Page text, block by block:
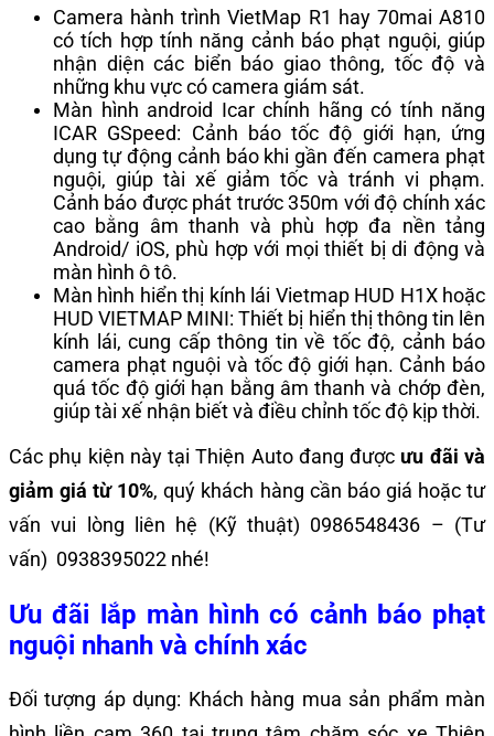
Camera hành trình VietMap R1 hay 70mai A810
có tích hợp tính năng cảnh báo phạt nguội, giúp
nhận diện các biển báo giao thông, tốc độ và
những khu vực có camera giám sát.
Màn hình android Icar chính hãng có tính năng
ICAR GSpeed: Cảnh báo tốc độ giới hạn, ứng
dụng tự động cảnh báo khi gần đến camera phạt
nguội, giúp tài xế giảm tốc và tránh vi phạm.
Cảnh báo được phát trước 350m với độ chính xác
cao bằng âm thanh và phù hợp đa nền tảng
Android/ iOS, phù hợp với mọi thiết bị di động và
màn hình ô tô.
Màn hình hiển thị kính lái Vietmap HUD H1X hoặc
HUD VIETMAP MINI: Thiết bị hiển thị thông tin lên
kính lái, cung cấp thông tin về tốc độ, cảnh báo
camera phạt nguội và tốc độ giới hạn. Cảnh báo
quá tốc độ giới hạn bằng âm thanh và chớp đèn,
giúp tài xế nhận biết và điều chỉnh tốc độ kịp thời.
Các phụ kiện này tại Thiện Auto đang được ưu đãi và
giảm giá từ 10%, quý khách hàng cần báo giá hoặc tư
vấn vui lòng liên hệ (Kỹ thuật) 0986548436 – (Tư
vấn) 0938395022 nhé!
Ưu đãi lắp màn hình có cảnh báo phạt
nguội nhanh và chính xác
Đối tượng áp dụng: Khách hàng mua sản phẩm màn